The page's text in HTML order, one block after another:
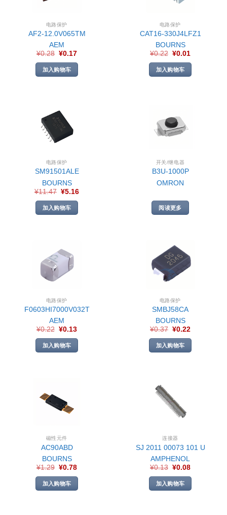
电路保护
AF2-12.0V065TM
AEM
¥0.28 ¥0.17
加入购物车
电路保护
CAT16-330J4LFZ1
BOURNS
¥0.22 ¥0.01
加入购物车
电路保护
SM91501ALE
BOURNS
¥11.47 ¥5.16
加入购物车
开关/继电器
B3U-1000P
OMRON
阅读更多
电路保护
F0603HI7000V032T
AEM
¥0.22 ¥0.13
加入购物车
电路保护
SMBJ58CA
BOURNS
¥0.37 ¥0.22
加入购物车
磁性元件
AC90ABD
BOURNS
¥1.29 ¥0.78
加入购物车
连接器
SJ 2011 00073 101 U
AMPHENOL
¥0.13 ¥0.08
加入购物车